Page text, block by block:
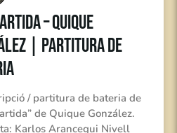
– Quique
| Partitura de
/ partitura de bateria de
de Quique González.
Karlos Arancegui Nivell